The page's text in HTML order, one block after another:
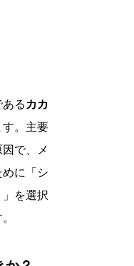
る カカ
す。主要
で、メ
に「シ
」を選択